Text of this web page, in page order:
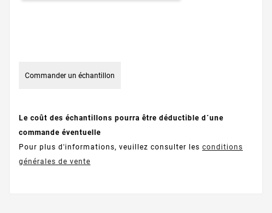
Commander un échantillon
Le coût des échantillons pourra être déductible d´une
commande éventuelle
Pour plus d'informations, veuillez consulter les conditions
générales de vente